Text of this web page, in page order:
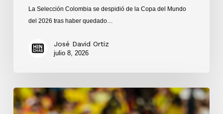
La Selección Colombia se despidió de la Copa del Mundo
del 2026 tras haber quedado…
José David Ortiz
julio 8, 2026
Victoria
1-